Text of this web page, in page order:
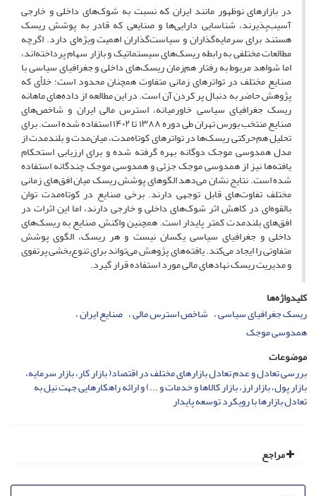
در بازارهای نوظهور مانند ایران که نسبت به شوک‌های داخلی و خارجی
آسیب‌پذیرند، شناسایی دارایی‌ها و صنایعی که قادر به پوشش ریسک
هستند برای سرمایه‌گذاران و سیاست‌گذاران اهمیت ویژه‌ای دارد. اگرچه
مطالعات مختلفی به رابطه ریسک‌های سیستماتیک و بازار سهام پرداخته‌اند،
اما شواهد مربوط به رفتار هم‌زمان ریسک‌های داخلی و جغرافیای سیاسی با
صنایع مختلف در تواترهای زمانی متفاوت همچنان محدود است؛ خلأی که
پژوهش حاضر به دنبال پر کردن آن است. در این مطالعه از داده‌های ماهانه
ریسک جغرافیای سیاسی خاورمیانه، استرس مالی ایران و شاخص‌های
صنایع منتخب بورس تهران طی دوره ۱۳۸۸ تا ۱۴۰۲ استفاده شده است. برای
تحلیل هم‌حرکتی ریسک‌ها در تواترهای کوتاه‌مدت، میان‌مدت و بلندمدت از
مدل همدوسی موجک دوگانه بهره گرفته شده و برای ارزیابی استحکام
یافته‌ها نیز از همدوسی موجک جزئی و همدوسی موجک چندگانه استفاده
شده است. نتایج نشان می‌دهد الگوهای پوشش ریسک میان افق‌های زمانی
مختلف تفاوت‌های قابل توجهی دارند. برخی صنایع در کوتاه‌مدت توان
بالقوه‌ای در کاهش اثر شوک‌های داخلی و خارجی دارند، اما این اثرات در
افق‌های بلندمدت کمتر پایدار است. همچنین واکنش صنایع به ریسک‌های
داخلی و جغرافیای سیاسی یکسان نیست و هر ریسک، الگوی پوشش
متفاوتی را ایجاد می‌کند. یافته‌های پژوهش می‌تواند برای تنوع‌بخشی پرتفوی
و مدیریت ریسک نهادهای مالی مورد استفاده قرار گیرد.
کلیدواژه‌ها
ریسک جغرافیای سیاسی شاخص استرس مالی صنایع ایران
همدوسی موجک
موضوعات
بررسی تعادل و عدم تعادل بازارهای مختلف در اقتصاد( بازار کار، بازار سرمایه،
بازار پول، بازار ارز، بازار کالاها و خدمات و ...) و ارائه راهکارهایی جهت نیل به
تعادل بازارها با رویکرد توسعه پایدار
مراجع